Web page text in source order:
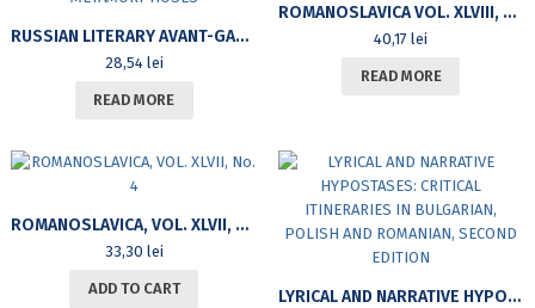
RUSSIAN LITERARY AVANT-GARDE: CONFIGURATIONS AND METAMORPHOSES
28,54 lei
READ MORE
ROMANOSLAVICA VOL. XLVIII, NO. 1
40,17lei
READ MORE
ROMANOSLAVICA, VOL. XLVII, NO. 4
33,30 lei
ADD TO CART LYRICAL AND NARRATIVE HYPOSTASES: CRITICAL ITINERARIES IN BULGARIAN, POLISH AND ROMANIAN, SECOND EDITION